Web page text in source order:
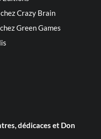
Crazy Brain
Green Games
dédicaces et Don